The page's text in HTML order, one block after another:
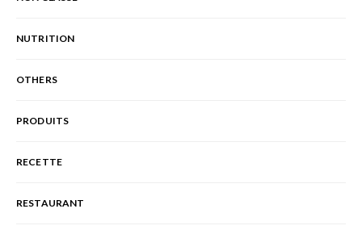
NUTRITION
OTHERS
PRODUITS
RECETTE
RESTAURANT